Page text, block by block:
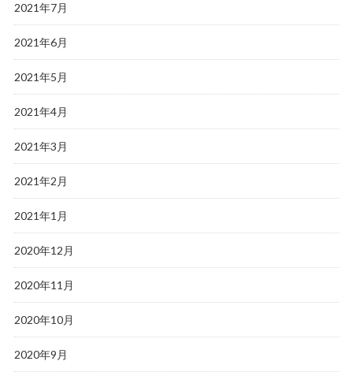
2021年7月
2021年6月
2021年5月
2021年4月
2021年3月
2021年2月
2021年1月
2020年12月
2020年11月
2020年10月
2020年9月